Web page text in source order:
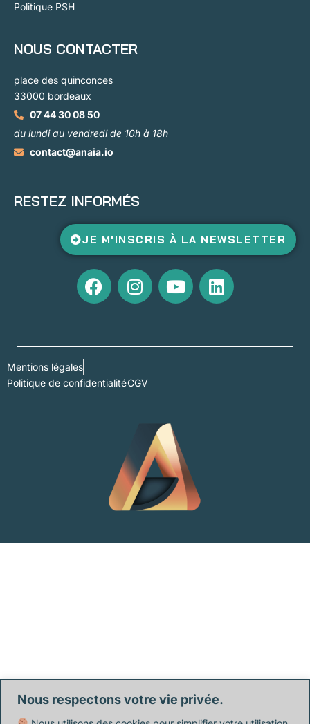
Nous respectons votre vie privée.
Politique PSH
NOUS CONTACTER
place des quinconces
33000 bordeaux
07 44 30 08 50
du lundi au vendredi de 10h à 18h
contact@anaia.io
RESTEZ INFORMÉS
JE M'INSCRIS À LA NEWSLETTER
Mentions légales
Politique de confidentialitéCGV